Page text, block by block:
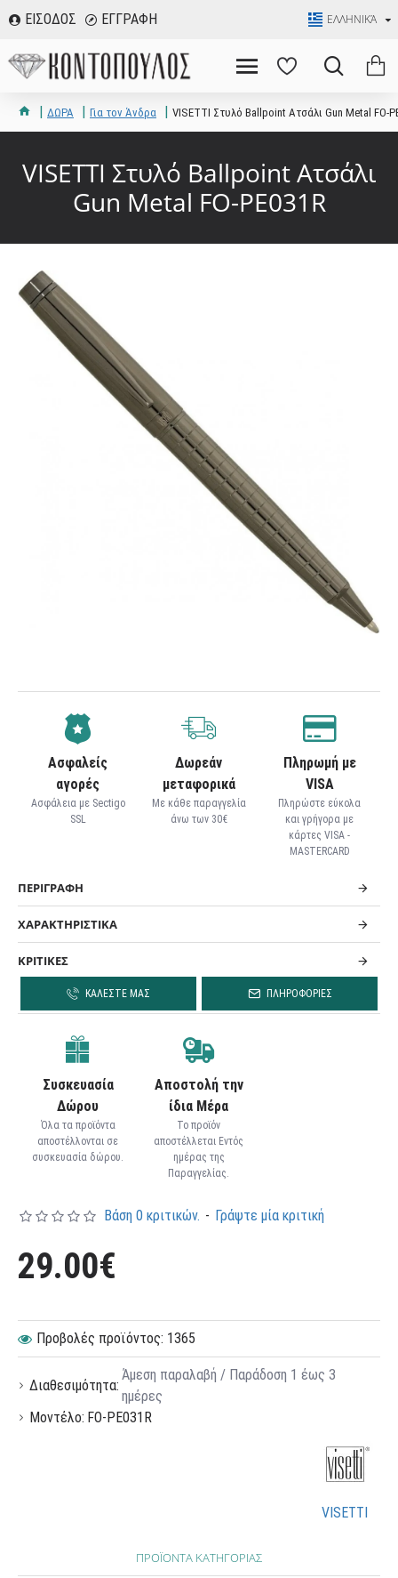
ΕΙΣΟΔΟΣ ΕΓΓΡΑΦΗ ΕΛΛΗΝΙΚΆ
ΔΩΡΑ Για τον Άνδρα VISETTI Στυλό Ballpoint Ατσάλι Gun Metal FO-
VISETTI Στυλό Ballpoint Ατσάλι
Gun Metal FO-PE031R
Ασφαλείς
αγορές
Ασφάλεια με Sectigo
SSL
Δωρεάν
μεταφορικά
Με κάθε παραγγελία
άνω των 30€
Πληρωμή με
VISA
Πληρώστε εύκολα
και γρήγορα με
κάρτες VISA -
MASTERCARD
Συσκευασία
Δώρου
Όλα τα προϊόντα
αποστέλλονται σε
συσκευασία δώρου.
Αποστολή την
ίδια Μέρα
Το προϊόν
αποστέλλεται Εντός
ημέρας της
Παραγγελίας.
ΠΕΡΙΓΡΑΦΗ
ΧΑΡΑΚΤΗΡΙΣΤΙΚΑ
ΚΡΙΤΙΚΕΣ
ΚΑΛΕΣΤΕ ΜΑΣ ΠΛΗΡΟΦΟΡΙΕΣ
Διαθεσιμότητα:
Άμεση παραλαβή / Παράδoση 1 έως 3
ημέρες
Μοντέλο: FO-PE031R
VISETTI
Προβολές προϊόντος: 1365
Βάση 0 κριτικών. - Γράψτε μία κριτική
29.00€
ΠΡΟΪΟΝΤΑ ΚΑΤΗΓΟΡΙΑΣ